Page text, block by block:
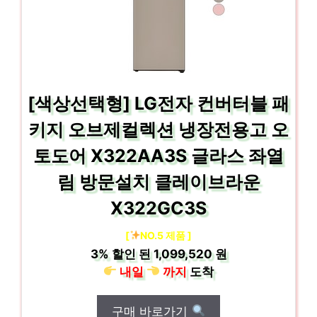
[색상선택형] LG전자 컨버터블 패
키지 오브제컬렉션 냉장전용고 오
토도어 X322AA3S 글라스 좌열
림 방문설치 클레이브라운
X322GC3S
[ NO.5 제품 ]
3%할인 된1,099,520 원
내일
까지도착
구매 바로가기